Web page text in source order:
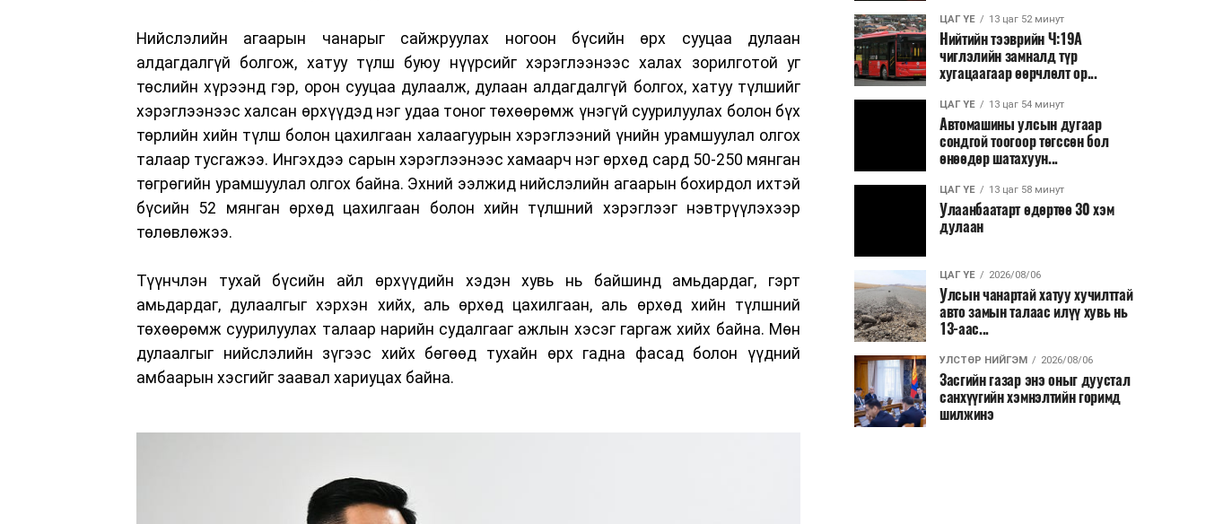
Нийслэлийн агаарын чанарыг сайжруулах ногоон бүсийн өрх сууцаа дулаан
алдагдалгүй болгож, хатуу түлш буюу нүүрсийг хэрэглээнээс халах зорилготой уг
төслийн хүрээнд гэр, орон сууцаа дулаалж, дулаан алдагдалгүй болгох, хатуу түлшийг
хэрэглээнээс халсан өрхүүдэд нэг удаа тоног төхөөрөмж үнэгүй суурилуулах болон бүх
төрлийн хийн түлш болон цахилгаан халаагуурын хэрэглээний үнийн урамшуулал олгох
талаар тусгажээ. Ингэхдээ сарын хэрэглээнээс хамаарч нэг өрхөд сард 50-250 мянган
төгрөгийн урамшуулал олгох байна. Эхний ээлжид нийслэлийн агаарын бохирдол ихтэй
бүсийн 52 мянган өрхөд цахилгаан болон хийн түлшний хэрэглээг нэвтрүүлэхээр
төлөвлөжээ.
Түүнчлэн тухай бүсийн айл өрхүүдийн хэдэн хувь нь байшинд амьдардаг, гэрт
амьдардаг, дулаалгыг хэрхэн хийх, аль өрхөд цахилгаан, аль өрхөд хийн түлшний
төхөөрөмж суурилуулах талаар нарийн судалгааг ажлын хэсэг гаргаж хийх байна. Мөн
дулаалгыг нийслэлийн зүгээс хийх бөгөөд тухайн өрх гадна фасад болон үүдний
амбаарын хэсгийг заавал хариуцах байна.
ЦАГ ҮЕ 13 цаг 52 минут
Нийтийн тээврийн Ч:19А
чиглэлийн замналд түр
хугацаагаар өөрчлөлт ор...
ЦАГ ҮЕ 13 цаг 54 минут
Автомашины улсын дугаар
сондгой тоогоор төгссөн бол
өнөөдөр шатахуун...
ЦАГ ҮЕ 13 цаг 58 минут
Улаанбаатарт өдөртөө 30 хэм
дулаан
ЦАГ ҮЕ 2026/08/06
Улсын чанартай хатуу хучилттай
авто замын талаас илүү хувь нь
13-аас...
УЛСТӨР НИЙГЭМ 2026/08/06
Засгийн газар энэ оныг дуустал
санхүүгийн хэмнэлтийн горимд
шилжинэ